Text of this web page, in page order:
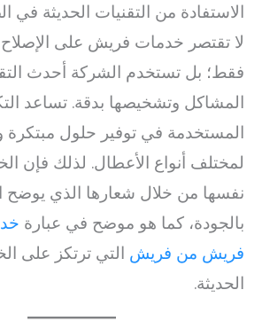
الاستفادة من التقنيات الحديثة في
لا تقتصر خدمات فريش على الإصلاح
فقط؛ بل تستخدم الشركة أحدث
المشاكل وتشخيصها بدقة. تساعد
المستخدمة في توفير حلول مبتكرة
لمختلف أنواع الأعطال. لذلك فإن
نفسها من خلال شعارها الذي يوضح
بالجودة، كما هو موضح في عبارة
فريش من فريش التي ترتكز على
الحديثة.